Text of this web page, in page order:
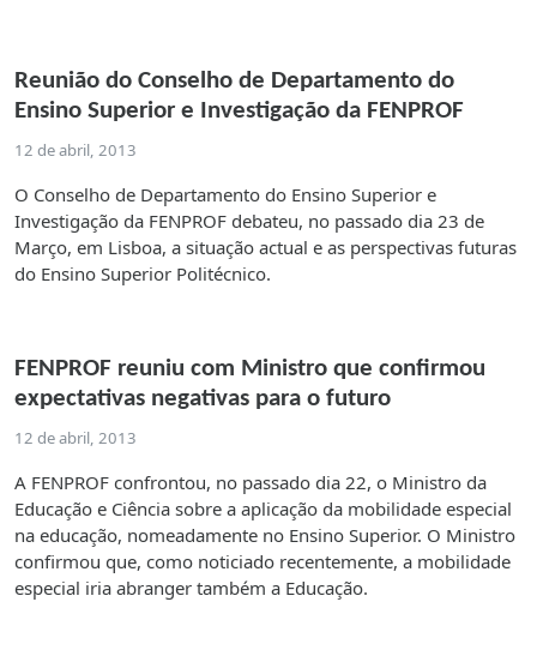
Reunião do Conselho de Departamento do
Ensino Superior e Investigação da FENPROF
12 de abril, 2013
O Conselho de Departamento do Ensino Superior e
Investigação da FENPROF debateu, no passado dia 23 de
Março, em Lisboa, a situação actual e as perspectivas futuras
do Ensino Superior Politécnico.
FENPROF reuniu com Ministro que confirmou
expectativas negativas para o futuro
12 de abril, 2013
A FENPROF confrontou, no passado dia 22, o Ministro da
Educação e Ciência sobre a aplicação da mobilidade especial
na educação, nomeadamente no Ensino Superior. O Ministro
confirmou que, como noticiado recentemente, a mobilidade
especial iria abranger também a Educação.